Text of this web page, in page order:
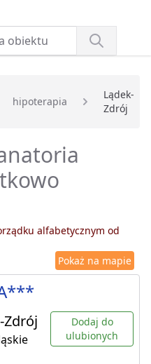
hipoterapia
Lądek-
Zdrój
alfabetycznym od
Pokaż na mapie
Zdrój
Dodaj do
ulubionych